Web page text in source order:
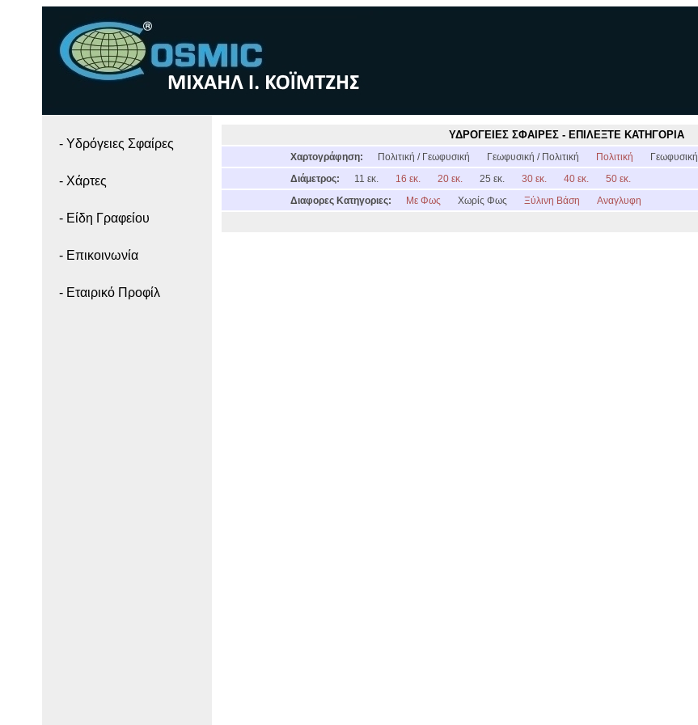
- Yδρόγειες Σφαίρες
- Χάρτες
- Είδη Γραφείου
- Επικοινωνία
- Εταιρικό Προφίλ
ΥΔΡΟΓΕΙΕΣ ΣΦΑΙΡΕΣ - ΕΠΙΛΕΞΤΕ ΚΑΤΗΓΟΡΙΑ
Χαρτογράφηση: Πολιτική / Γεωφυσική Γεωφυσική / Πολιτική Πολιτική Γεωφυσική
Διάμετρος:
11 εκ. 16 εκ. 20 εκ. 25 εκ. 30 εκ. 40 εκ.
50 εκ.
Διαφορες Κατηγοριες:
Με Φως Χωρίς Φως Ξύλινη Βάση Αναγλυφη